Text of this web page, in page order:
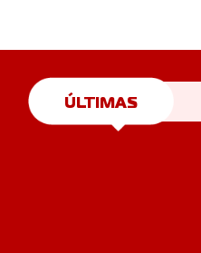
ÚLTIMAS